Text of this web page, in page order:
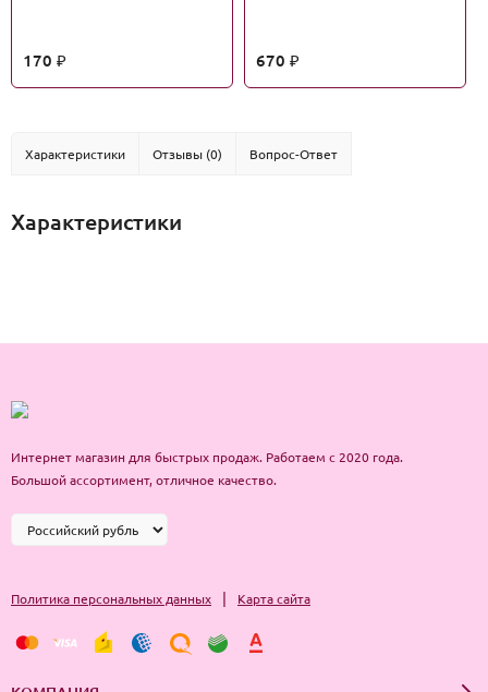
170 ₽ 670 ₽
Характеристики Отзывы (0) Вопрос-Ответ
Характеристики
Интернет магазин для быстрых продаж. Работаем с 2020 года.
Большой ассортимент, отличное качество.
Политика персональных данных | Карта сайта